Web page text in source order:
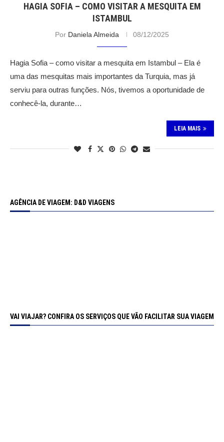
HAGIA SOFIA – COMO VISITAR A MESQUITA EM
ISTAMBUL
Por Daniela Almeida 08/12/2025
Hagia Sofia – como visitar a mesquita em Istambul – Ela é
uma das mesquitas mais importantes da Turquia, mas já
serviu para outras funções. Nós, tivemos a oportunidade de
conhecê-la, durante…
LEIA MAIS
AGÊNCIA DE VIAGEM: D&D VIAGENS
VAI VIAJAR? CONFIRA OS SERVIÇOS QUE VÃO FACILITAR SUA VIAGEM